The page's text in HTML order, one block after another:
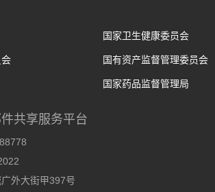
国家卫生健康委员会
国有资产监督管理委员会
国家药品监督管理局
共享服务平台
外大街甲397号